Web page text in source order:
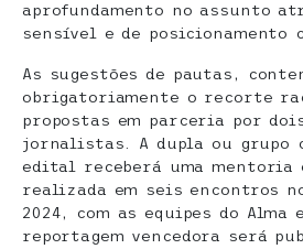
aprofundamento no assunto
sensível e de posicionamento
As sugestões de pautas,
obrigatoriamente o recorte
propostas em parceria por
jornalistas. A dupla ou grupo
edital receberá uma
realizada em seis encontros
2024, com as equipes do Alma
reportagem vencedora será